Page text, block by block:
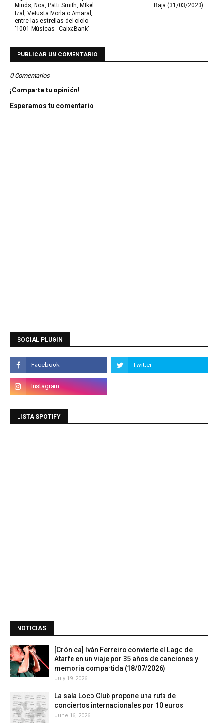
Baja (31/03/2023)
Minds, Noa, Patti Smith, MIkel
Izal, Vetusta Morla o Amaral,
entre las estrellas del ciclo
'1001 Músicas - CaixaBank'
PUBLICAR UN COMENTARIO
0 Comentarios
¡Comparte tu opinión!
Esperamos tu comentario
SOCIAL PLUGIN
LISTA SPOTIFY
NOTICIAS
[Crónica] Iván Ferreiro convierte el Lago de
Atarfe en un viaje por 35 años de canciones y
memoria compartida (18/07/2026)
July 19, 2026
La sala Loco Club propone una ruta de
conciertos internacionales por 10 euros
June 16, 2026